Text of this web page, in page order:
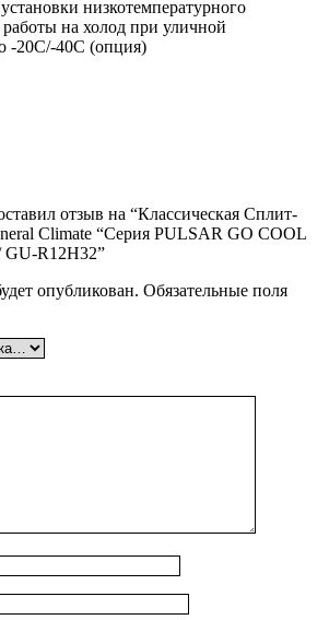
низкотемпературного
работы на холод при уличной
-20С/-40С (опция)
отзыв на “Классическая Сплит-
Climate “Серия PULSAR GO COOL
GU-R12H32”
опубликован. Обязательные поля